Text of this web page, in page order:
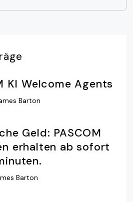
KI Welcome Agents
Barton
Geld: PASCOM
erhalten ab sofort
Barton